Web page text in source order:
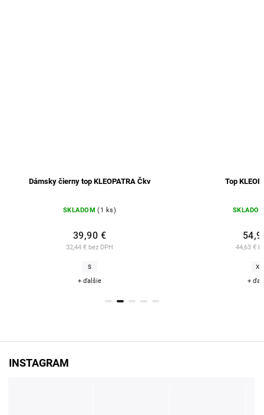
Dámsky čierny top KLEOPATRA Čkv
SKLADOM (1 ks)
32,44 € bez DPH
39,90 €
S
+ ďalšie
Top
44,63 €
XS
+
INSTAGRAM